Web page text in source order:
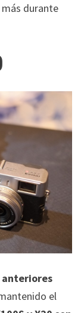
durante
anteriores
el